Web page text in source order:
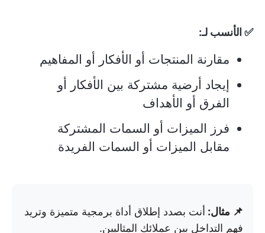
✅ الأنسب لـ:
مقارنة المنتجات أو الأفكار أو المفاهيم
إيجاد أرضية مشتركة بين الأفكار أو
الفرق أو الأهداف
فرز الميزات أو السمات المشتركة
مقابل الميزات أو السمات الفريدة
📌 مثال: أنت بصدد إطلاق أداة برمجية متميزة وتريد
فهم التداخل بين عملائك المثاليين.